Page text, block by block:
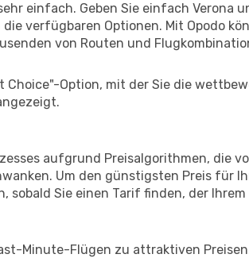
einfach. Geben Sie einfach Verona
verfügbaren Optionen. Mit Opodo
von Routen und
Choice"-Option, mit der Sie die
aufgrund Preisalgorithmen, die
Um den günstigsten Preis für
sobald Sie einen Tarif finden, der
Minute-Flügen zu attraktiven